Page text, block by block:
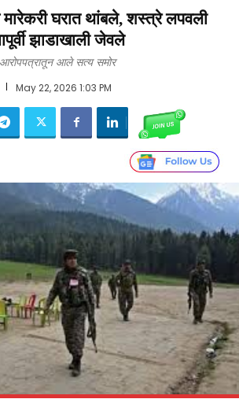
घरात थांबले, शस्त्रे लपवली
झाडाखाली जेवले
आरोपपत्रातून आले सत्य समोर
May 22, 2026 1:03 PM